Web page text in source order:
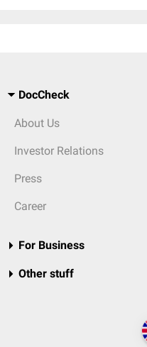
DocCheck
About Us
Investor Relations
Press
Career
For Business
Other stuff